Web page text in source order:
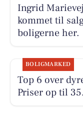
Ingrid
kommet til
boligerne her.
BOLIGMARKED
Top 6 over
Priser op til